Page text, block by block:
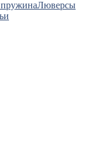
Люверсы